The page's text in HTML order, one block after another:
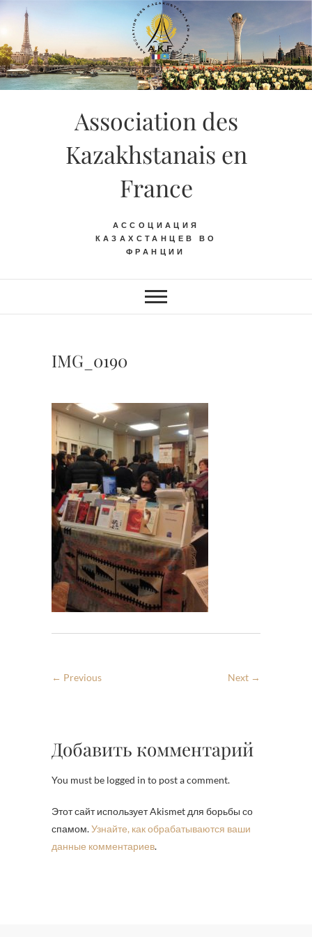
Skip
content
Association des
Kazakhstanais en
France
АССОЦИАЦИЯ
КАЗАХСТАНЦЕВ ВО
ФРАНЦИИ
IMG_0190
← Previous Next →
Добавить комментарий
You must be logged in to post a comment.
Этот сайт использует Akismet для борьбы со
спамом.Узнайте, как обрабатываются ваши
данные комментариев.